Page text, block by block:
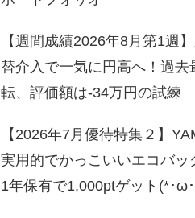
【週間成績2026年8月第1週
替介入で一気に円高へ！過去
転、評価額は-34万円の試練
【2026年7月優待特集２】
実用的でかっこいいエコバッ
1年保有で1,000ptゲット(*･ω